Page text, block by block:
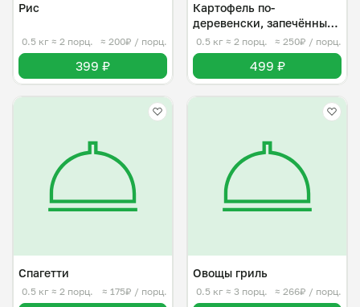
Рис
0.5 кг ≈ 2 порц. ≈ 200₽ / порц.
399 ₽
Картофель по-
деревенски, запечённый
в духовке
0.5 кг ≈ 2 порц. ≈ 250₽ / порц.
499 ₽
Спагетти
0.5 кг ≈ 2 порц. ≈ 175₽ / порц.
Овощы гриль
0.5 кг ≈ 3 порц. ≈ 266₽ / порц.